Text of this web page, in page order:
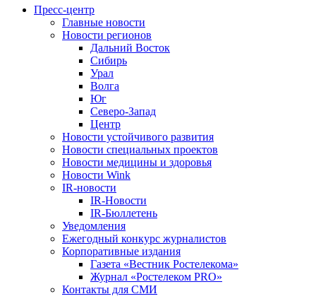
Пресс-центр
Главные новости
Новости регионов
Дальний Восток
Сибирь
Урал
Волга
Юг
Северо-Запад
Центр
Новости устойчивого развития
Новости специальных проектов
Новости медицины и здоровья
Новости Wink
IR-новости
IR-Новости
IR-Бюллетень
Уведомления
Ежегодный конкурс журналистов
Корпоративные издания
Газета «Вестник Ростелекома»
Журнал «Ростелеком PRO»
Контакты для СМИ